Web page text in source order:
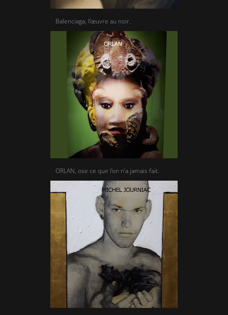
Balenciaga, l’œuvre au noir.
ORLAN, ose ce que l’on n’a jamais fait.